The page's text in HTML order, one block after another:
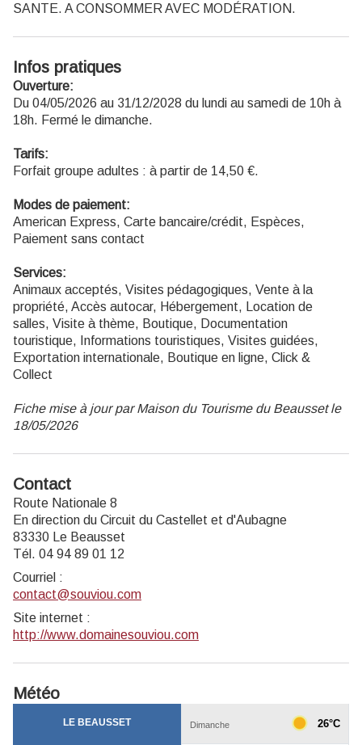
SANTE. A CONSOMMER AVEC MODÉRATION.
Infos pratiques
Ouverture:
Du 04/05/2026 au 31/12/2028 du lundi au samedi de 10h à
18h. Fermé le dimanche.
Tarifs:
Forfait groupe adultes : à partir de 14,50 €.
Modes de paiement:
American Express, Carte bancaire/crédit, Espèces,
Paiement sans contact
Services:
Animaux acceptés, Visites pédagogiques, Vente à la
propriété, Accès autocar, Hébergement, Location de
salles, Visite à thème, Boutique, Documentation
touristique, Informations touristiques, Visites guidées,
Exportation internationale, Boutique en ligne, Click &
Collect
Fiche mise à jour par Maison du Tourisme du Beausset le
18/05/2026
Contact
Route Nationale 8
En direction du Circuit du Castellet et d'Aubagne
83330 Le Beausset
Tél. 04 94 89 01 12
Courriel :
contact@souviou.com
Site internet :
http://www.domainesouviou.com
Météo